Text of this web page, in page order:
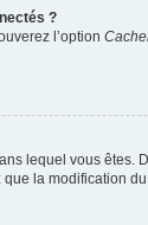
?
l’option
lequel vous êtes.
la modification